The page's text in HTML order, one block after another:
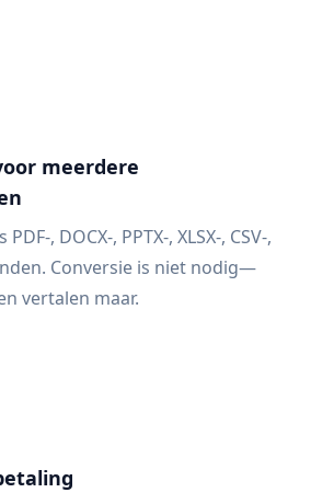
meerdere
, DOCX-, PPTX-, XLSX-, CSV-,
Conversie is niet nodig—
vertalen maar.